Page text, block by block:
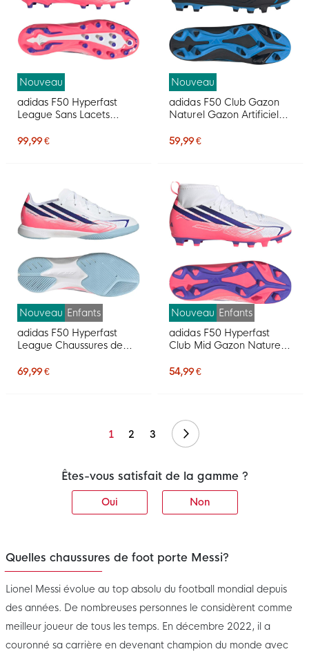
Nouveau
adidas F50 Hyperfast
League Sans Lacets
Chaussures de Foot (AG)
99,99 €
Nouveau
adidas F50 Club Gazon
Naturel Gazon Artificiel
Noir Noir Bleu
59,99 €
Nouveau Enfants
adidas F50 Hyperfast
League Chaussures de
Blanc Mauve Rose
69,99 €
Nouveau Enfants
adidas F50 Hyperfast
Club Mid Gazon Naturel
Foot (MG) Enfants Blanc
54,99 €
1 2 3 Suivant
Êtes-vous satisfait de la gamme ?
Oui Non
Quelles chaussures de foot porte Messi?
Lionel Messi évolue au top absolu du football mondial depuis
des années. De nombreuses personnes le considèrent comme
meilleur joueur de tous les temps. En décembre 2022, il a
couronné sa carrière en devenant champion du monde avec